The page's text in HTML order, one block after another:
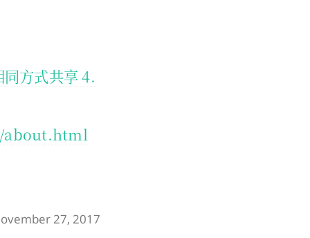
方式共享 4.
27, 2017